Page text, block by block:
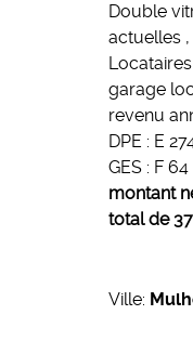
Double
actuelles
garage
revenu
DPE : E
GES : F 64
montant
total de
Ville: